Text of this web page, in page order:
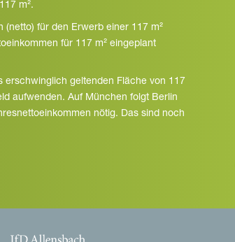
m².
für den Erwerb einer 117 m²
für 117 m² eingeplant
geltenden Fläche von 117
aufwenden. Auf München folgt Berlin
nötig. Das sind noch